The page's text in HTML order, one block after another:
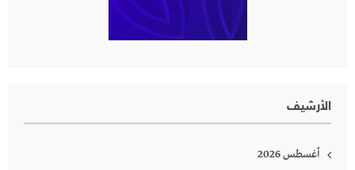
الأرشيف
أغسطس 2026